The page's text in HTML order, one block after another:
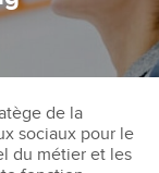
de la
sociaux pour le
du métier et les